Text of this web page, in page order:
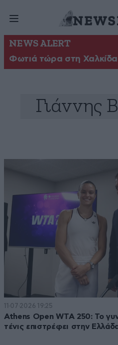
NEWS ALERT
Φωτιά τώρα στη Χαλκίδα
Γιάννης
11·07·2026 19:25
Athens Open WTA 250: Το
τένις επιστρέφει στην